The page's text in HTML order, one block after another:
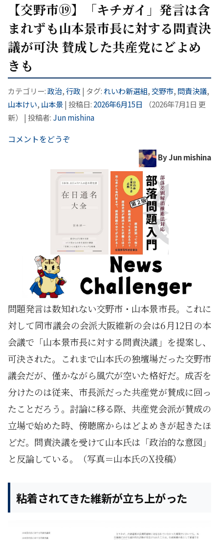
【交野市⑲】「キチガイ」発言は含
まれずも山本景市長に対する問責決
議が可決 賛成した共産党にどよめ
きも
カテゴリー:政治,行政 | タグ:れいわ新選組, 交野市, 問責決議,
山本けい, 山本景| 投稿日: 2026年6月15日 （2026年7月1日 更
新）
| 投稿者: Jun mishina
コメントをどうぞ
By Jun mishina
問題発言は数知れない交野市・山本景市長。これに
対して同市議会の会派大阪維新の会は6月12日の本
会議で「山本景市長に対する問責決議」を提案し、
可決された。これまで山本氏の独壇場だった交野市
議会だが、僅かながら風穴が空いた格好だ。成否を
分けたのは従来、市長派だった共産党が賛成に回っ
たことだろう。討論に移る際、共産党会派が賛成の
立場で始めた時、傍聴席からはどよめきが起きたほ
どだ。問責決議を受けて山本氏は「政治的な意図」
と反論している。（写真＝山本氏のX投稿）
粘着されてきた維新が立ち上がった